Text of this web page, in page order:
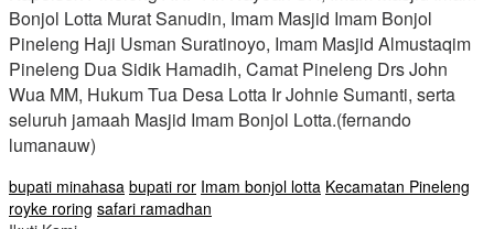
Bonjol Lotta Murat Sanudin, Imam Masjid Imam Bonjol
Pineleng Haji Usman Suratinoyo, Imam Masjid Almustaqim
Pineleng Dua Sidik Hamadih, Camat Pineleng Drs John
Wua MM, Hukum Tua Desa Lotta Ir Johnie Sumanti, serta
seluruh jamaah Masjid Imam Bonjol Lotta.(fernando
lumanauw)
bupati minahasa bupati ror Imam bonjol lotta Kecamatan Pineleng
royke roring safari ramadhan